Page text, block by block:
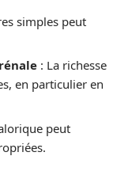
simples peut
: La richesse
en particulier en
peut